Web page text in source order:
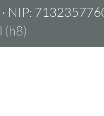
· NIP:
(h8)